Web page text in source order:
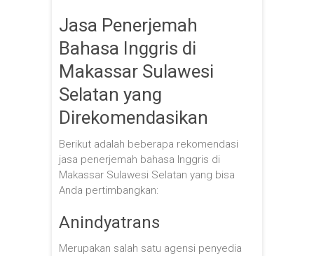
Jasa Penerjemah
Bahasa Inggris di
Makassar Sulawesi
Selatan yang
Direkomendasikan
Berikut adalah beberapa rekomendasi
jasa penerjemah bahasa Inggris di
Makassar Sulawesi Selatan yang bisa
Anda pertimbangkan:
Anindyatrans
Merupakan salah satu agensi penyedia